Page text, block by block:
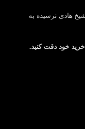
هادی نرسیده به
خود دقت کنید.